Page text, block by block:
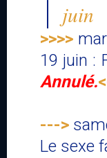
juin
>>>>
19 juin :
Annulé.
--->
Le sexe